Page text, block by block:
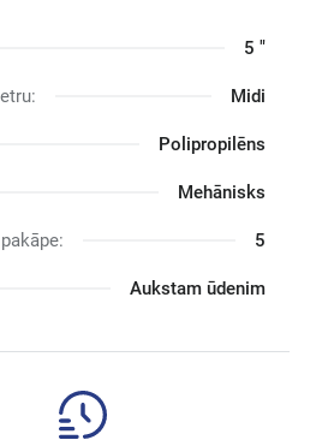
5 "
Midi
Polipropilēns
Mehānisks
5
Aukstam ūdenim